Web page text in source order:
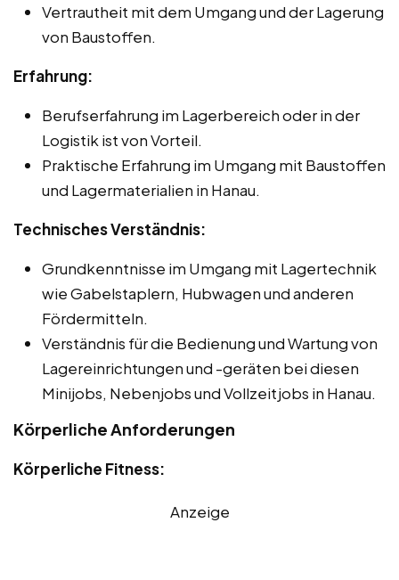
Vertrautheit mit dem Umgang und der Lagerung
von Baustoffen.
Erfahrung:
Berufserfahrung im Lagerbereich oder in der
Logistik ist von Vorteil.
Praktische Erfahrung im Umgang mit Baustoffen
und Lagermaterialien in Hanau.
Technisches Verständnis:
Grundkenntnisse im Umgang mit Lagertechnik
wie Gabelstaplern, Hubwagen und anderen
Fördermitteln.
Verständnis für die Bedienung und Wartung von
Lagereinrichtungen und -geräten bei diesen
Minijobs, Nebenjobs und Vollzeitjobs in Hanau.
Körperliche Anforderungen
Körperliche Fitness:
Anzeige